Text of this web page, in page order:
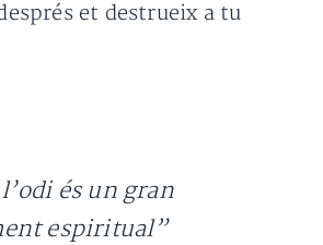
et destrueix a tu
és un gran
espiritual”